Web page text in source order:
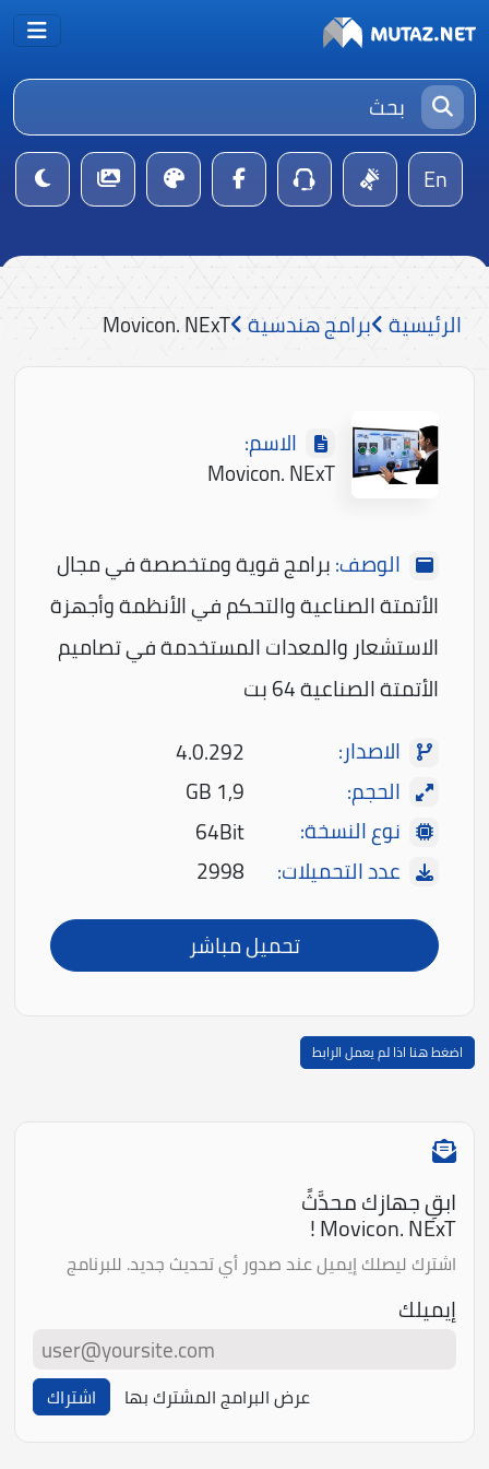
En
الرئيسية برامج هندسية Movicon. NExT
الاسم:
Movicon. NExT
الوصف:برامج قوية ومتخصصة في مجال
الأتمتة الصناعية والتحكم في الأنظمة وأجهزة
الاستشعار والمعدات المستخدمة في تصاميم
الأتمتة الصناعية 64 بت
الاصدار:
4.0.292
الحجم:
1,9 GB
نوع النسخة:
64Bit
عدد التحميلات:
2998
تحميل مباشر
اضغط هنا اذا لم يعمل الرابط
ابقِ جهازك محدَّثً
Movicon. NExT !
اشترك ليصلك إيميل عند صدور أي تحديث جديد. للبرنامج
إيميلك
عرض البرامج المشترك بها اشتراك